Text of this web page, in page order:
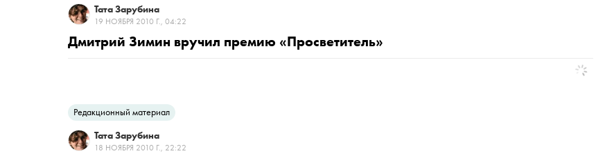
Тата Зарубина
19 НОЯБРЯ 2010 Г., 04:22
Дмитрий Зимин вручил премию «Просветитель»
Редакционный материал
Тата Зарубина
18 НОЯБРЯ 2010 Г., 22:22